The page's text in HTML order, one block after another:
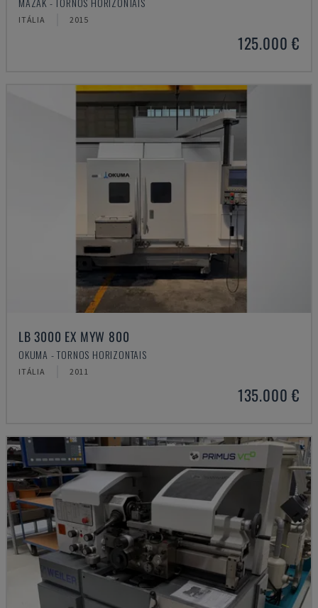
ITÁLIA 2015
125.000 €
LB 3000 EX MYW 800
OKUMA - TORNOS HORIZONTAIS
ITÁLIA 2011
135.000 €